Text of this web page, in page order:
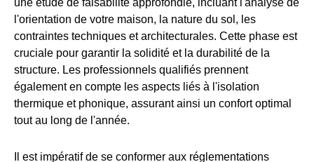
l'orientation de votre maison, la nature du sol, les
contraintes techniques et architecturales. Cette phase est
cruciale pour garantir la solidité et la durabilité de la
structure. Les professionnels qualifiés prennent
également en compte les aspects liés à l'isolation
thermique et phonique, assurant ainsi un confort optimal
tout au long de l'année.
Il est impératif de se conformer aux réglementations